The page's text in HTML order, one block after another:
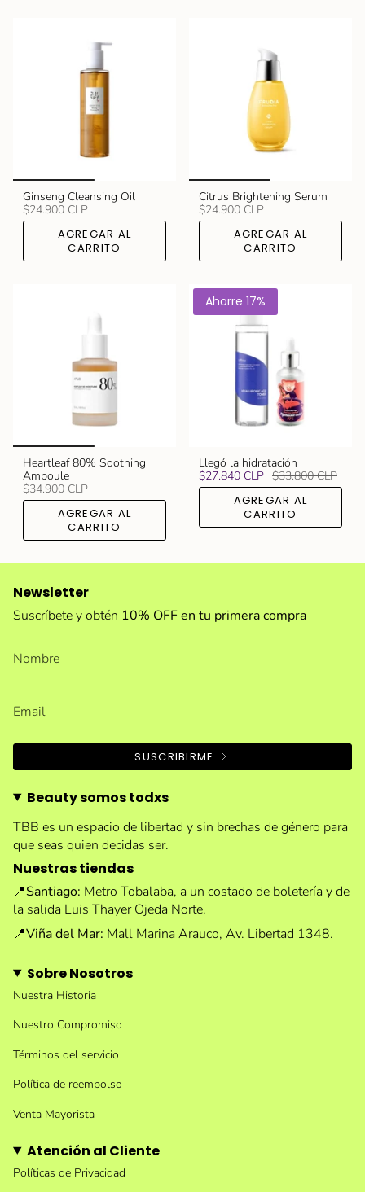
Ginseng Cleansing Oil
$24.900 CLP
AGREGAR AL
CARRITO
Citrus Brightening Serum
$24.900 CLP
AGREGAR AL
CARRITO
Heartleaf 80% Soothing
Ampoule
$34.900 CLP
AGREGAR AL
CARRITO
Ahorre 17%
Llegó la hidratación
$27.840 CLP $33.800 CLP
AGREGAR AL
CARRITO
Newsletter
Suscríbete y obtén 10% OFF en tu primera compra
SUSCRIBIRME
Beauty somos todxs
TBB es un espacio de libertad y sin brechas de género para
que seas quien decidas ser.
Nuestras tiendas
📍Santiago: Metro Tobalaba, a un costado de boletería y de
la salida Luis Thayer Ojeda Norte.
📍Viña del Mar: Mall Marina Arauco, Av. Libertad 1348.
Sobre Nosotros
Nuestra Historia
Nuestro Compromiso
Términos del servicio
Política de reembolso
Venta Mayorista
Atención al Cliente
Políticas de Privacidad